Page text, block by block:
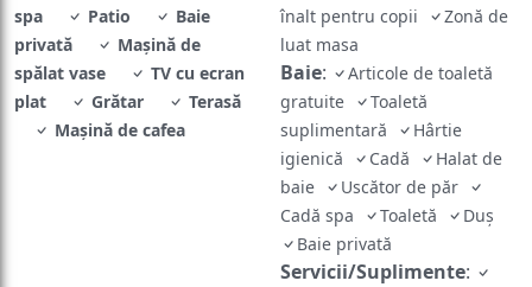
spa
Patio
Baie
privată
Maşină de
spălat vase
TV cu ecran
plat
Grătar
Terasă
Mașină de cafea
înalt pentru copii
Zonă de
luat masa
Baie:
Articole de toaletă
gratuite
Toaletă
suplimentară
Hârtie
igienică
Cadă
Halat de
baie
Uscător de păr
Cadă spa
Toaletă
Duş
Baie privată
Servicii/Suplimente: